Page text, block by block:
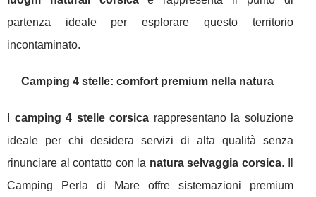
partenza ideale per esplorare questo territorio
incontaminato.
Camping 4 stelle: comfort premium nella natura
camping 4 stelle corsica rappresentano la soluzione
ideale per chi desidera servizi di alta qualità senza
rinunciare al contatto con la natura selvaggia corsica. Il
Camping Perla di Mare offre sistemazioni premium